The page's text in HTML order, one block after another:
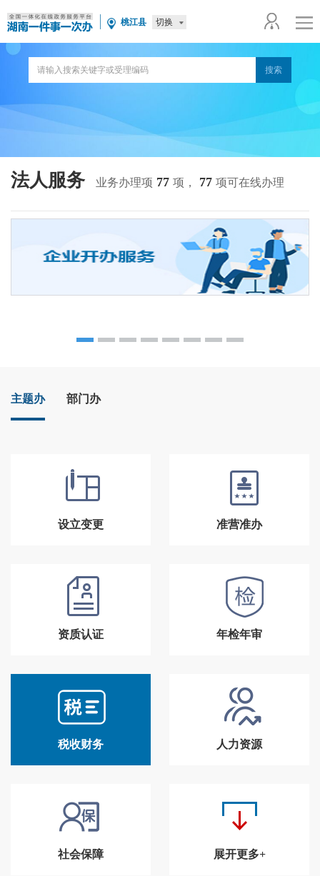
桃江县 切换
法人服务 业务办理项 77 项， 77 项可在线办理
主题办 部门办
设立变更 准营准办
资质认证 年检年审
税收财务 人力资源
社会保障 展开更多+